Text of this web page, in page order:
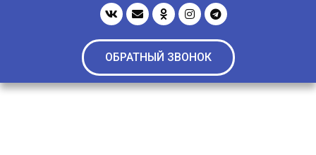
ОБРАТНЫЙ ЗВОНОК